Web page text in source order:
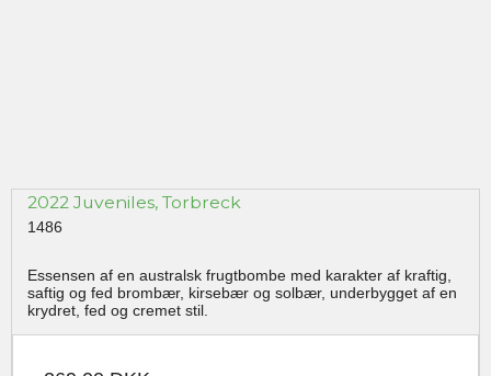
2022 Juveniles, Torbreck
1486
Essensen af en australsk frugtbombe med karakter af kraftig,
saftig og fed brombær, kirsebær og solbær, underbygget af en
krydret, fed og cremet stil.